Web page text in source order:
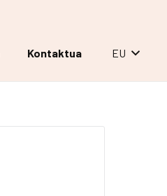
Kontaktua EU